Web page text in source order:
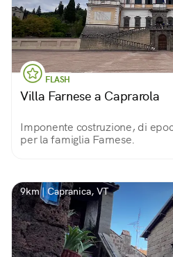
FLASH
Villa Farnese a Caprarola
Imponente costruzione, di
per la famiglia Farnese.
9km | Capranica, VT